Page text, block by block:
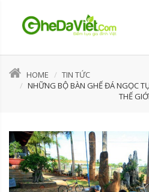
HOME
TIN TỨC
NHỮNG BỘ BÀN GHẾ ĐÁ NGỌC
THẾ GIỚI